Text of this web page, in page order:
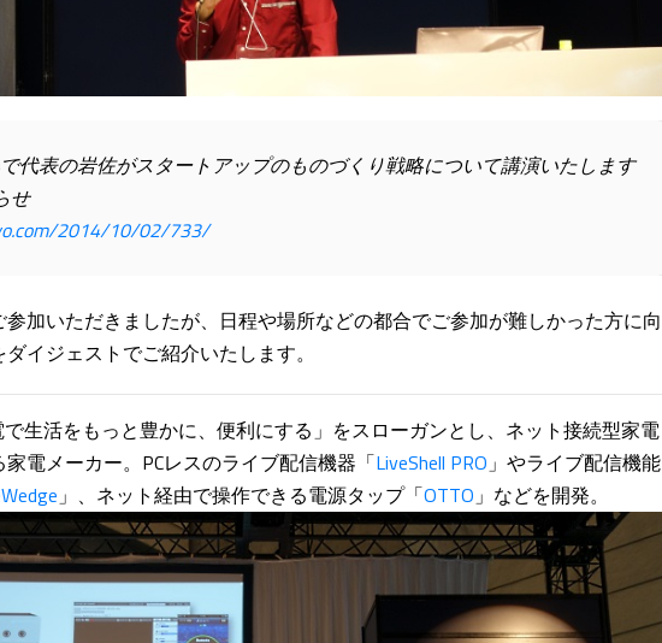
で代表の岩佐がスタートアップのものづくり戦略について講演いたします
せ
2014/10/02/733/
加いただきましたが、日程や場所などの都合でご参加が難しかった方に向
イジェストでご紹介いたします。
生活をもっと豊かに、便利にする」をスローガンとし、ネット接続型家電
電メーカー。PCレスのライブ配信機器「LiveShell PRO」やライブ配信機能
」、ネット経由で操作できる電源タップ「OTTO」などを開発。